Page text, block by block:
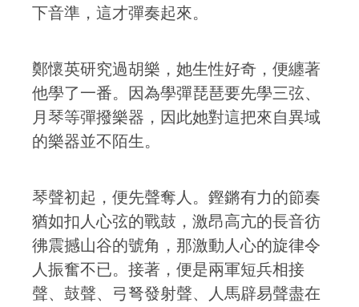
下音準，這才彈奏起來。
鄭懷英研究過胡樂，她生性好奇，便纏著
他學了一番。因為學彈琵琶要先學三弦、
月琴等彈撥樂器，因此她對這把來自異域
的樂器並不陌生。
琴聲初起，便先聲奪人。鏗鏘有力的節奏
猶如扣人心弦的戰鼓，激昂高亢的長音彷
彿震撼山谷的號角，那激動人心的旋律令
人振奮不已。接著，便是兩軍短兵相接
聲、鼓聲、弓弩發射聲、人馬辟易聲盡在